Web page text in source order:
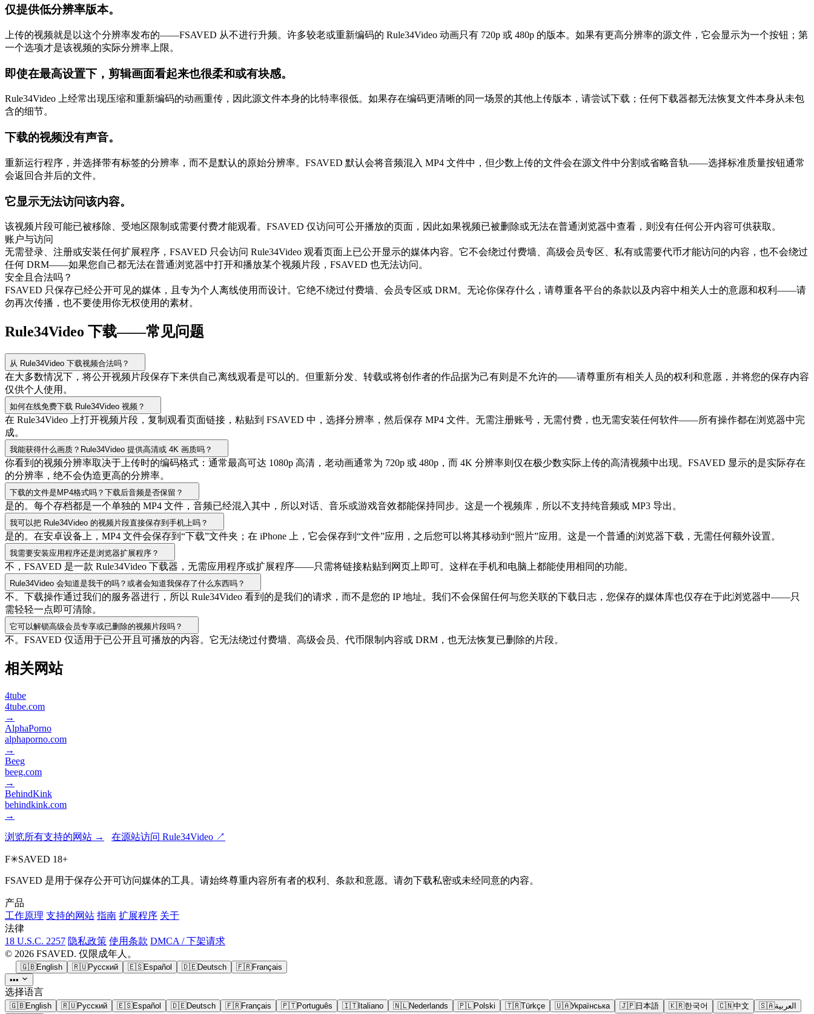
仅提供低分辨率版本。
上传的视频就是以这个分辨率发布的——FSAVED 从不进行升频。许多较老或重新编码的 Rule34Video 动画只有 720p 或 480p 的版本。如果有更高分辨率的源文件，它会显示为一个按钮；第
一个选项才是该视频的实际分辨率上限。
即使在最高设置下，剪辑画面看起来也很柔和或有块感。
Rule34Video 上经常出现压缩和重新编码的动画重传，因此源文件本身的比特率很低。如果存在编码更清晰的同一场景的其他上传版本，请尝试下载；任何下载器都无法恢复文件本身从未包
含的细节。
下载的视频没有声音。
重新运行程序，并选择带有标签的分辨率，而不是默认的原始分辨率。FSAVED 默认会将音频混入 MP4 文件中，但少数上传的文件会在源文件中分割或省略音轨——选择标准质量按钮通常
会返回合并后的文件。
它显示无法访问该内容。
该视频片段可能已被移除、受地区限制或需要付费才能观看。FSAVED 仅访问可公开播放的页面，因此如果视频已被删除或无法在普通浏览器中查看，则没有任何公开内容可供获取。
账户与访问
无需登录、注册或安装任何扩展程序，FSAVED 只会访问 Rule34Video 观看页面上已公开显示的媒体内容。它不会绕过付费墙、高级会员专区、私有或需要代币才能访问的内容，也不会绕过
任何 DRM——如果您自己都无法在普通浏览器中打开和播放某个视频片段，FSAVED 也无法访问。
安全且合法吗？
FSAVED 只保存已经公开可见的媒体，且专为个人离线使用而设计。它绝不绕过付费墙、会员专区或 DRM。无论你保存什么，请尊重各平台的条款以及内容中相关人士的意愿和权利——请
勿再次传播，也不要使用你无权使用的素材。
Rule34Video 下载——常见问题
从 Rule34Video 下载视频合法吗？
在大多数情况下，将公开视频片段保存下来供自己离线观看是可以的。但重新分发、转载或将创作者的作品据为己有则是不允许的——请尊重所有相关人员的权利和意愿，并将您的保存内容
仅供个人使用。
如何在线免费下载 Rule34Video 视频？
在 Rule34Video 上打开视频片段，复制观看页面链接，粘贴到 FSAVED 中，选择分辨率，然后保存 MP4 文件。无需注册账号，无需付费，也无需安装任何软件——所有操作都在浏览器中完
成。
我能获得什么画质？Rule34Video 提供高清或 4K 画质吗？
你看到的视频分辨率取决于上传时的编码格式：通常最高可达 1080p 高清，老动画通常为 720p 或 480p，而 4K 分辨率则仅在极少数实际上传的高清视频中出现。FSAVED 显示的是实际存在
的分辨率，绝不会伪造更高的分辨率。
下载的文件是MP4格式吗？下载后音频是否保留？
是的。每个存档都是一个单独的 MP4 文件，音频已经混入其中，所以对话、音乐或游戏音效都能保持同步。这是一个视频库，所以不支持纯音频或 MP3 导出。
我可以把 Rule34Video 的视频片段直接保存到手机上吗？
是的。在安卓设备上，MP4 文件会保存到“下载”文件夹；在 iPhone 上，它会保存到“文件”应用，之后您可以将其移动到“照片”应用。这是一个普通的浏览器下载，无需任何额外设置。
我需要安装应用程序还是浏览器扩展程序？
不，FSAVED 是一款 Rule34Video 下载器，无需应用程序或扩展程序——只需将链接粘贴到网页上即可。这样在手机和电脑上都能使用相同的功能。
Rule34Video 会知道是我干的吗？或者会知道我保存了什么东西吗？
不。下载操作通过我们的服务器进行，所以 Rule34Video 看到的是我们的请求，而不是您的 IP 地址。我们不会保留任何与您关联的下载日志，您保存的媒体库也仅存在于此浏览器中——只
需轻轻一点即可清除。
它可以解锁高级会员专享或已删除的视频片段吗？
不。FSAVED 仅适用于已公开且可播放的内容。它无法绕过付费墙、高级会员、代币限制内容或 DRM，也无法恢复已删除的片段。
相关网站
4tube
4tube.com
→
AlphaPorno
alphaporno.com
→
Beeg
beeg.com
→
BehindKink
behindkink.com
→
浏览所有支持的网站 → 在源站访问 Rule34Video ↗
F✳SAVED 18+
FSAVED 是用于保存公开可访问媒体的工具。请始终尊重内容所有者的权利、条款和意愿。请勿下载私密或未经同意的内容。
产品
工作原理 支持的网站 指南 扩展程序 关于
法律
18 U.S.C. 2257 隐私政策 使用条款 DMCA / 下架请求
© 2026 FSAVED. 仅限成年人。
🇬🇧English 🇷🇺Русский 🇪🇸Español 🇩🇪Deutsch 🇫🇷Français
•••
选择语言
🇬🇧English 🇷🇺Русский 🇪🇸Español 🇩🇪Deutsch 🇫🇷Français 🇵🇹Português 🇮🇹Italiano 🇳🇱Nederlands 🇵🇱Polski 🇹🇷Türkçe 🇺🇦Українська 🇯🇵日本語 🇰🇷한국어 🇨🇳中文 🇸🇦العربية